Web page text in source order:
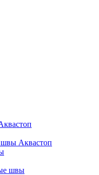
Аквастоп
швы